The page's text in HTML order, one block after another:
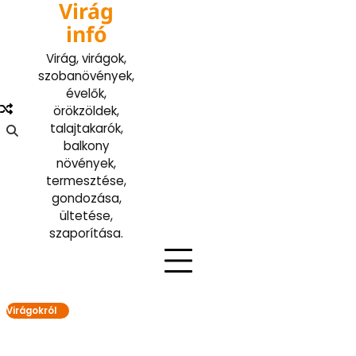
Virág
infó
Virág, virágok,
szobanövények,
évelők,
örökzöldek,
talajtakarók,
balkony
növények,
termesztése,
gondozása,
ültetése,
szaporítása.
Virágokról